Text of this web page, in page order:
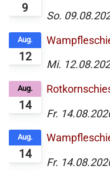
9
So.
12
Aug.
Mi.
14
Aug.
Fr.
14
Aug.
Fr.